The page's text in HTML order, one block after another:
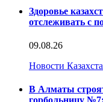
Здоровье
отслеживать с
09.08.26
Новости
В Алматы
горбольницу